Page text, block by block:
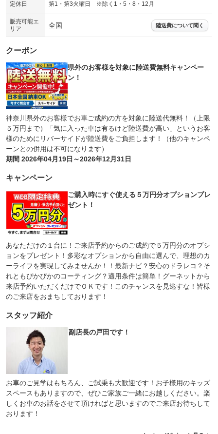
定休日 第1・第3火曜日 ※除く1・5・8・12月
販売可能エ
リア
全国 陸送費について聞く
クーポン
県外のお客様を対象に陸送費無料キャンペー
ン！
神奈川県外のお客様でお車ご成約の方を対象に陸送代無料！（上限
５万円まで）「気に入った車は有るけど陸送費が高い」というお客
様のためにリバーサイドが陸送費をご負担します！（他のキャンペ
ーンとの併用は不可になります）
期間 2026年04月19日～2026年12月31日
キャンペーン
ご購入時にすぐ使える５万円分オプションプレ
ゼント！
あなただけの１台に！ご来店予約からのご成約で５万円分のオプシ
ョンをプレゼント！多彩なオプションから自由に選んで、理想のカ
ーライフを実現してみませんか！！最新ナビ？安心のドラレコ？そ
れともぴかぴかのコーティング？適用条件は簡単！グーネットから
来店予約いただくだけでＯＫです！このチャンスを見逃すな！皆様
のご来店をおまちしております！
スタッフ紹介
副店長の戸田です！
お車のご見学はもちろん、ご試乗も大歓迎です！お子様用のキッズ
スペースもありますので、ぜひご家族ご一緒にお越しください。楽
しくお車のお話をさせて頂ければと思いますのでご来店お待ちして
おります！